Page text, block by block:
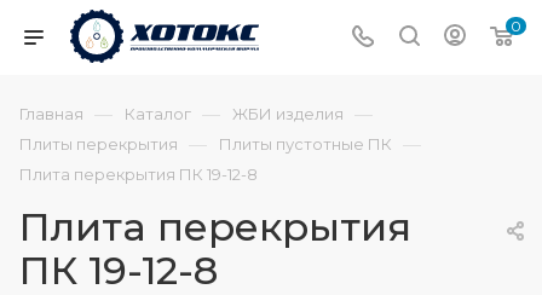
0
Главная — Каталог — ЖБИ изделия —
Плиты перекрытия — Плиты пустотные ПК —
Плита перекрытия ПК 19-12-8
Плита перекрытия
ПК 19-12-8